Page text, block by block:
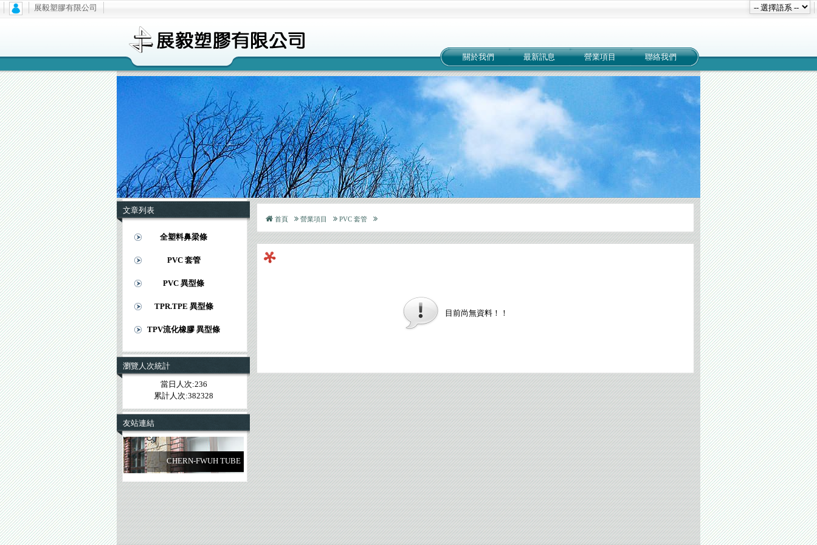
展毅塑膠有限公司
關於我們 最新訊息 營業項目 聯絡我們
文章列表
全塑料鼻梁條
PVC 套管
PVC 異型條
TPR.TPE 異型條
TPV流化橡膠 異型條
瀏覽人次統計
當日人次:236
累計人次:382328
友站連結
CHERN-FWUH TUBE
首頁 營業項目 PVC 套管
目前尚無資料！！